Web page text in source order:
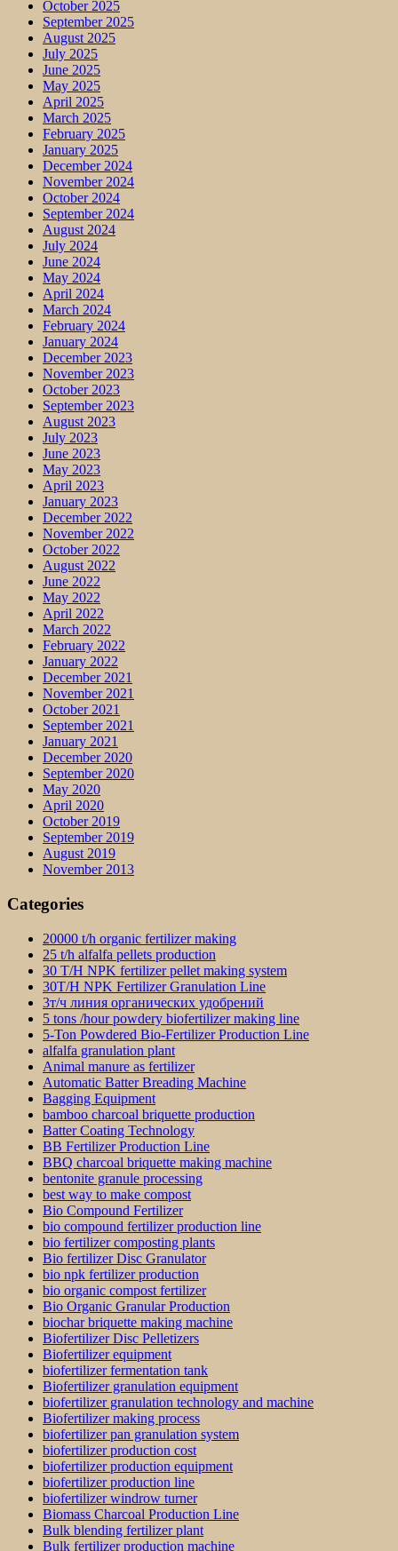
October 2025
September 2025
August 2025
July 2025
June 2025
May 2025
April 2025
March 2025
February 2025
January 2025
December 2024
November 2024
October 2024
September 2024
August 2024
July 2024
June 2024
May 2024
April 2024
March 2024
February 2024
January 2024
December 2023
November 2023
October 2023
September 2023
August 2023
July 2023
June 2023
May 2023
April 2023
January 2023
December 2022
November 2022
October 2022
August 2022
June 2022
May 2022
April 2022
March 2022
February 2022
January 2022
December 2021
November 2021
October 2021
September 2021
January 2021
December 2020
September 2020
May 2020
April 2020
October 2019
September 2019
August 2019
November 2013
Categories
20000 t/h organic fertilizer making
25 t/h alfalfa pellets production
30 T/H NPK fertilizer pellet making system
30T/H NPK Fertilizer Granulation Line
3т/ч линия органических удобрений
5 tons /hour powdery biofertilizer making line
5-Ton Powdered Bio-Fertilizer Production Line
alfalfa granulation plant
Animal manure as fertilizer
Automatic Batter Breading Machine
Bagging Equipment
bamboo charcoal briquette production
Batter Coating Technology
BB Fertilizer Production Line
BBQ charcoal briquette making machine
bentonite granule processing
best way to make compost
Bio Compound Fertilizer
bio compound fertilizer production line
bio fertilizer composting plants
Bio fertilizer Disc Granulator
bio npk fertilizer production
bio organic compost fertilizer
Bio Organic Granular Production
biochar briquette making machine
Biofertilizer Disc Pelletizers
Biofertilizer equipment
biofertilizer fermentation tank
Biofertilizer granulation equipment
biofertilizer granulation technology and machine
Biofertilizer making process
biofertilizer pan granulation system
biofertilizer production cost
biofertilizer production equipment
biofertilizer production line
biofertilizer windrow turner
Biomass Charcoal Production Line
Bulk blending fertilizer plant
Bulk fertilizer production machine